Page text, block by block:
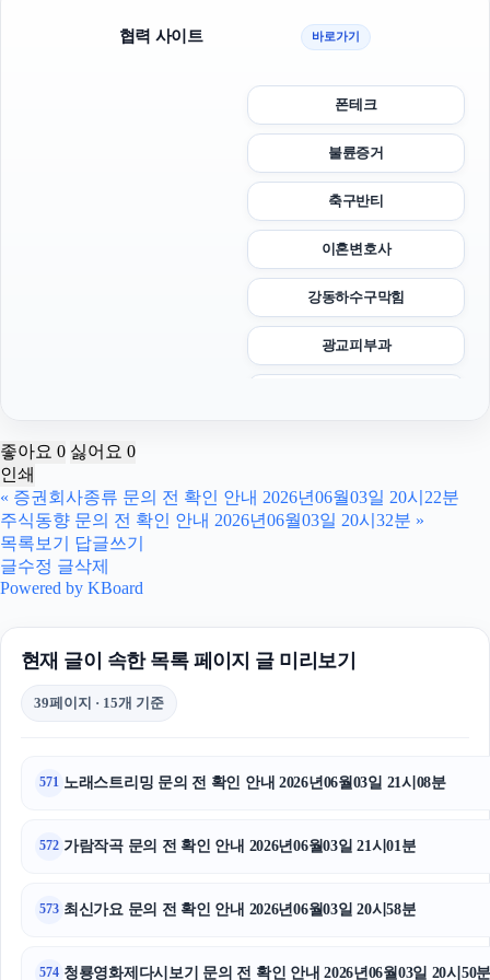
협력 사이트 바로가기
폰테크
불륜증거
축구반티
이혼변호사
강동하수구막힘
광교피부과
대안학교
서울암요양병원
야구반티
좋아요 0 싫어요 0
인쇄
« 증권회사종류 문의 전 확인 안내 2026년06월03일 20시22분
주식동향 문의 전 확인 안내 2026년06월03일 20시32분 »
목록보기
답글쓰기
글수정 글삭제
Powered by KBoard
현재 글이 속한 목록 페이지 글 미리보기
39페이지 · 15개 기준
571 노래스트리밍 문의 전 확인 안내 2026년06월03일 21시08분
572 가람작곡 문의 전 확인 안내 2026년06월03일 21시01분
573 최신가요 문의 전 확인 안내 2026년06월03일 20시58분
574 청룡영화제다시보기 문의 전 확인 안내 2026년06월03일 20시50